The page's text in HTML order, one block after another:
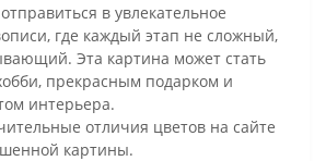
в увлекательное
где каждый этап не сложный,
Эта картина может стать
прекрасным подарком и
интерьера.
отличия цветов на сайте
картины.